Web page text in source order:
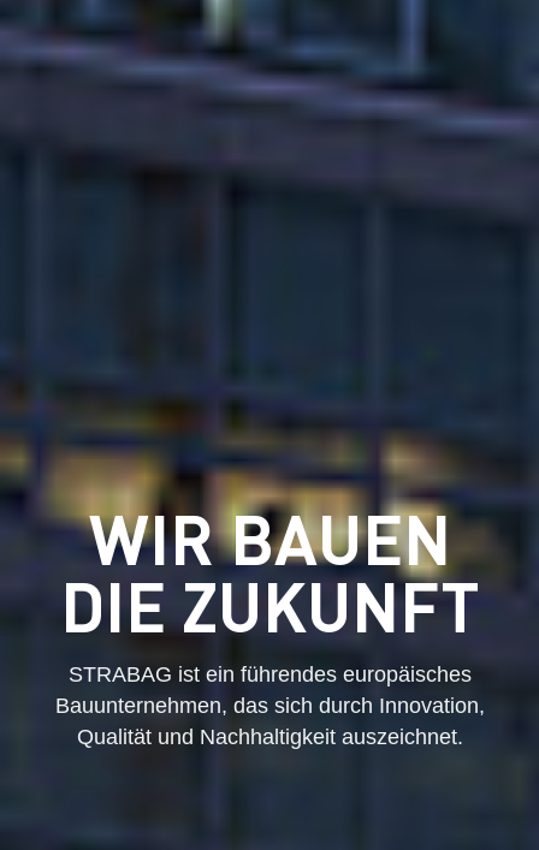
WIR BAUEN
DIE ZUKUNFT
STRABAG ist ein führendes europäisches
Bauunternehmen, das sich durch Innovation,
Qualität und Nachhaltigkeit auszeichnet.